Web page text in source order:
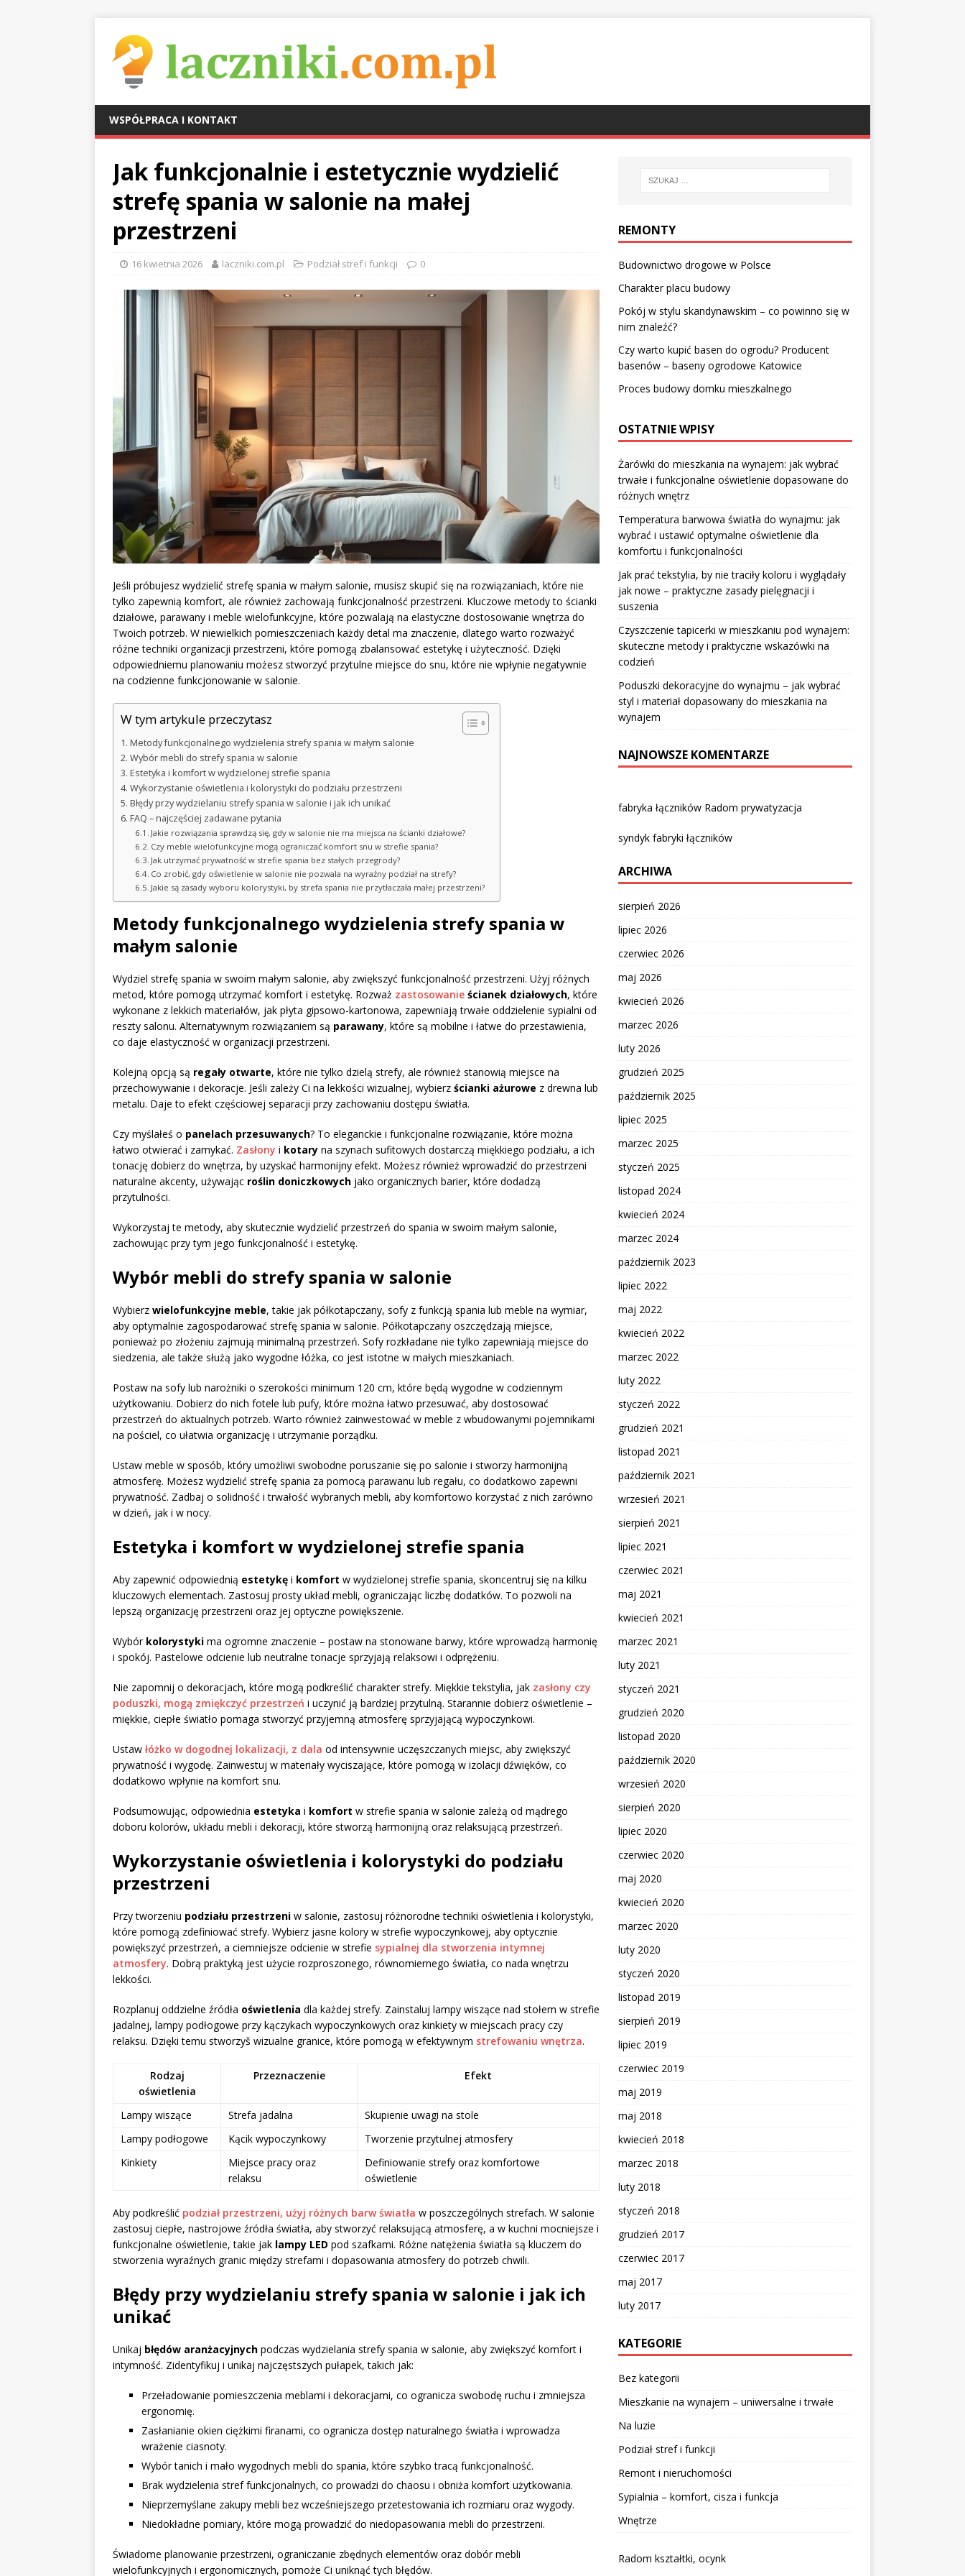
WSPÓŁPRACA I KONTAKT
Jak funkcjonalnie i estetycznie wydzielić
strefę spania w salonie na małej
przestrzeni
16 kwietnia 2026 laczniki.com.pl Podział stref i funkcji 0
Jeśli próbujesz wydzielić strefę spania w małym salonie, musisz skupić się na rozwiązaniach, które nie
tylko zapewnią komfort, ale również zachowają funkcjonalność przestrzeni. Kluczowe metody to ścianki
działowe, parawany i meble wielofunkcyjne, które pozwalają na elastyczne dostosowanie wnętrza do
Twoich potrzeb. W niewielkich pomieszczeniach każdy detal ma znaczenie, dlatego warto rozważyć
różne techniki organizacji przestrzeni, które pomogą zbalansować estetykę i użyteczność. Dzięki
odpowiedniemu planowaniu możesz stworzyć przytulne miejsce do snu, które nie wpłynie negatywnie
na codzienne funkcjonowanie w salonie.
W tym artykule przeczytasz
Metody funkcjonalnego wydzielenia strefy spania w małym salonie
Wybór mebli do strefy spania w salonie
Estetyka i komfort w wydzielonej strefie spania
Wykorzystanie oświetlenia i kolorystyki do podziału przestrzeni
Błędy przy wydzielaniu strefy spania w salonie i jak ich unikać
FAQ – najczęściej zadawane pytania
Jakie rozwiązania sprawdzą się, gdy w salonie nie ma miejsca na ścianki działowe?
Czy meble wielofunkcyjne mogą ograniczać komfort snu w strefie spania?
Jak utrzymać prywatność w strefie spania bez stałych przegrody?
Co zrobić, gdy oświetlenie w salonie nie pozwala na wyraźny podział na strefy?
Jakie są zasady wyboru kolorystyki, by strefa spania nie przytłaczała małej przestrzeni?
Metody funkcjonalnego wydzielenia strefy spania w
małym salonie
Wydziel strefę spania w swoim małym salonie, aby zwiększyć funkcjonalność przestrzeni. Użyj różnych
metod, które pomogą utrzymać komfort i estetykę. Rozważ zastosowanie ścianek działowych, które
wykonane z lekkich materiałów, jak płyta gipsowo-kartonowa, zapewniają trwałe oddzielenie sypialni od
reszty salonu. Alternatywnym rozwiązaniem są parawany, które są mobilne i łatwe do przestawienia,
co daje elastyczność w organizacji przestrzeni.
Kolejną opcją są regały otwarte, które nie tylko dzielą strefy, ale również stanowią miejsce na
przechowywanie i dekoracje. Jeśli zależy Ci na lekkości wizualnej, wybierz ścianki ażurowe z drewna lub
metalu. Daje to efekt częściowej separacji przy zachowaniu dostępu światła.
Czy myślałeś o panelach przesuwanych? To eleganckie i funkcjonalne rozwiązanie, które można
łatwo otwierać i zamykać. Zasłony i kotary na szynach sufitowych dostarczą miękkiego podziału, a ich
tonację dobierz do wnętrza, by uzyskać harmonijny efekt. Możesz również wprowadzić do przestrzeni
naturalne akcenty, używając roślin doniczkowych jako organicznych barier, które dodadzą
przytulności.
Wykorzystaj te metody, aby skutecznie wydzielić przestrzeń do spania w swoim małym salonie,
zachowując przy tym jego funkcjonalność i estetykę.
Wybór mebli do strefy spania w salonie
Wybierz wielofunkcyjne meble, takie jak półkotapczany, sofy z funkcją spania lub meble na wymiar,
aby optymalnie zagospodarować strefę spania w salonie. Półkotapczany oszczędzają miejsce,
ponieważ po złożeniu zajmują minimalną przestrzeń. Sofy rozkładane nie tylko zapewniają miejsce do
siedzenia, ale także służą jako wygodne łóżka, co jest istotne w małych mieszkaniach.
Postaw na sofy lub narożniki o szerokości minimum 120 cm, które będą wygodne w codziennym
użytkowaniu. Dobierz do nich fotele lub pufy, które można łatwo przesuwać, aby dostosować
przestrzeń do aktualnych potrzeb. Warto również zainwestować w meble z wbudowanymi pojemnikami
na pościel, co ułatwia organizację i utrzymanie porządku.
Ustaw meble w sposób, który umożliwi swobodne poruszanie się po salonie i stworzy harmonijną
atmosferę. Możesz wydzielić strefę spania za pomocą parawanu lub regału, co dodatkowo zapewni
prywatność. Zadbaj o solidność i trwałość wybranych mebli, aby komfortowo korzystać z nich zarówno
w dzień, jak i w nocy.
Estetyka i komfort w wydzielonej strefie spania
Aby zapewnić odpowiednią estetykę i komfort w wydzielonej strefie spania, skoncentruj się na kilku
kluczowych elementach. Zastosuj prosty układ mebli, ograniczając liczbę dodatków. To pozwoli na
lepszą organizację przestrzeni oraz jej optyczne powiększenie.
Wybór kolorystyki ma ogromne znaczenie – postaw na stonowane barwy, które wprowadzą harmonię
i spokój. Pastelowe odcienie lub neutralne tonacje sprzyjają relaksowi i odprężeniu.
Nie zapomnij o dekoracjach, które mogą podkreślić charakter strefy. Miękkie tekstylia, jak zasłony czy
poduszki, mogą zmiękczyć przestrzeń i uczynić ją bardziej przytulną. Starannie dobierz oświetlenie –
miękkie, ciepłe światło pomaga stworzyć przyjemną atmosferę sprzyjającą wypoczynkowi.
Ustaw łóżko w dogodnej lokalizacji, z dala od intensywnie uczęszczanych miejsc, aby zwiększyć
prywatność i wygodę. Zainwestuj w materiały wyciszające, które pomogą w izolacji dźwięków, co
dodatkowo wpłynie na komfort snu.
Podsumowując, odpowiednia estetyka i komfort w strefie spania w salonie zależą od mądrego
doboru kolorów, układu mebli i dekoracji, które stworzą harmonijną oraz relaksującą przestrzeń.
Wykorzystanie oświetlenia i kolorystyki do podziału
przestrzeni
Przy tworzeniu podziału przestrzeni w salonie, zastosuj różnorodne techniki oświetlenia i kolorystyki,
które pomogą zdefiniować strefy. Wybierz jasne kolory w strefie wypoczynkowej, aby optycznie
powiększyć przestrzeń, a ciemniejsze odcienie w strefie sypialnej dla stworzenia intymnej
atmosfery. Dobrą praktyką jest użycie rozproszonego, równomiernego światła, co nada wnętrzu
lekkości.
Rozplanuj oddzielne źródła oświetlenia dla każdej strefy. Zainstaluj lampy wiszące nad stołem w strefie
jadalnej, lampy podłogowe przy kączykach wypoczynkowych oraz kinkiety w miejscach pracy czy
relaksu. Dzięki temu stworzyš wizualne granice, które pomogą w efektywnym strefowaniu wnętrza.
Rodzaj
oświetlenia
Przeznaczenie Efekt
Lampy wiszące Strefa jadalna
Skupienie uwagi na stole
Lampy podłogowe
Kącik wypoczynkowy
Tworzenie przytulnej atmosfery
Kinkiety
Miejsce pracy oraz
relaksu
Definiowanie strefy oraz komfortowe
oświetlenie
Aby podkreślić podział przestrzeni, użyj różnych barw światła w poszczególnych strefach. W salonie
zastosuj ciepłe, nastrojowe źródła światła, aby stworzyć relaksującą atmosferę, a w kuchni mocniejsze i
funkcjonalne oświetlenie, takie jak lampy LED pod szafkami. Różne natężenia światła są kluczem do
stworzenia wyraźnych granic między strefami i dopasowania atmosfery do potrzeb chwili.
Błędy przy wydzielaniu strefy spania w salonie i jak ich
unikać
Unikaj błędów aranżacyjnych podczas wydzielania strefy spania w salonie, aby zwiększyć komfort i
intymność. Zidentyfikuj i unikaj najczęstszych pułapek, takich jak:
Przeładowanie pomieszczenia meblami i dekoracjami, co ogranicza swobodę ruchu i zmniejsza
ergonomię.
Zasłanianie okien ciężkimi firanami, co ogranicza dostęp naturalnego światła i wprowadza
wrażenie ciasnoty.
Wybór tanich i mało wygodnych mebli do spania, które szybko tracą funkcjonalność.
Brak wydzielenia stref funkcjonalnych, co prowadzi do chaosu i obniża komfort użytkowania.
Nieprzemyślane zakupy mebli bez wcześniejszego przetestowania ich rozmiaru oraz wygody.
Niedokładne pomiary, które mogą prowadzić do niedopasowania mebli do przestrzeni.
Świadome planowanie przestrzeni, ograniczanie zbędnych elementów oraz dobór mebli
wielofunkcyjnych i ergonomicznych, pomoże Ci uniknąć tych błędów.
REMONTY
Budownictwo drogowe w Polsce
Charakter placu budowy
Pokój w stylu skandynawskim – co powinno się w
nim znaleźć?
Czy warto kupić basen do ogrodu? Producent
basenów – baseny ogrodowe Katowice
Proces budowy domku mieszkalnego
OSTATNIE WPISY
Żarówki do mieszkania na wynajem: jak wybrać
trwałe i funkcjonalne oświetlenie dopasowane do
różnych wnętrz
Temperatura barwowa światła do wynajmu: jak
wybrać i ustawić optymalne oświetlenie dla
komfortu i funkcjonalności
Jak prać tekstylia, by nie traciły koloru i wyglądały
jak nowe – praktyczne zasady pielęgnacji i
suszenia
Czyszczenie tapicerki w mieszkaniu pod wynajem:
skuteczne metody i praktyczne wskazówki na
codzień
Poduszki dekoracyjne do wynajmu – jak wybrać
styl i materiał dopasowany do mieszkania na
wynajem
NAJNOWSZE KOMENTARZE
fabryka łączników Radom prywatyzacja
syndyk fabryki łączników
ARCHIWA
sierpień 2026
lipiec 2026
czerwiec 2026
maj 2026
kwiecień 2026
marzec 2026
luty 2026
grudzień 2025
październik 2025
lipiec 2025
marzec 2025
styczeń 2025
listopad 2024
kwiecień 2024
marzec 2024
październik 2023
lipiec 2022
maj 2022
kwiecień 2022
marzec 2022
luty 2022
styczeń 2022
grudzień 2021
listopad 2021
październik 2021
wrzesień 2021
sierpień 2021
lipiec 2021
czerwiec 2021
maj 2021
kwiecień 2021
marzec 2021
luty 2021
styczeń 2021
grudzień 2020
listopad 2020
październik 2020
wrzesień 2020
sierpień 2020
lipiec 2020
czerwiec 2020
maj 2020
kwiecień 2020
marzec 2020
luty 2020
styczeń 2020
listopad 2019
sierpień 2019
lipiec 2019
czerwiec 2019
maj 2019
maj 2018
kwiecień 2018
marzec 2018
luty 2018
styczeń 2018
grudzień 2017
czerwiec 2017
maj 2017
luty 2017
KATEGORIE
Bez kategorii
Mieszkanie na wynajem – uniwersalne i trwałe
Na luzie
Podział stref i funkcji
Remont i nieruchomości
Sypialnia – komfort, cisza i funkcja
Wnętrze
Radom kształtki, ocynk